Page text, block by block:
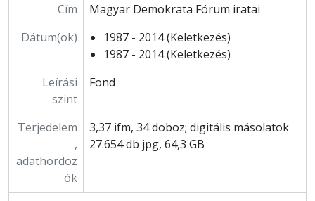
Cím
Magyar Demokrata Fórum iratai
Dátum(ok)
1987 - 2014 (Keletkezés)
1987 - 2014 (Keletkezés)
Leírási
szint
Fond
Terjedelem
,
adathordoz
ók
3,37 ifm, 34 doboz; digitális másolatok
27.654 db jpg, 64,3 GB